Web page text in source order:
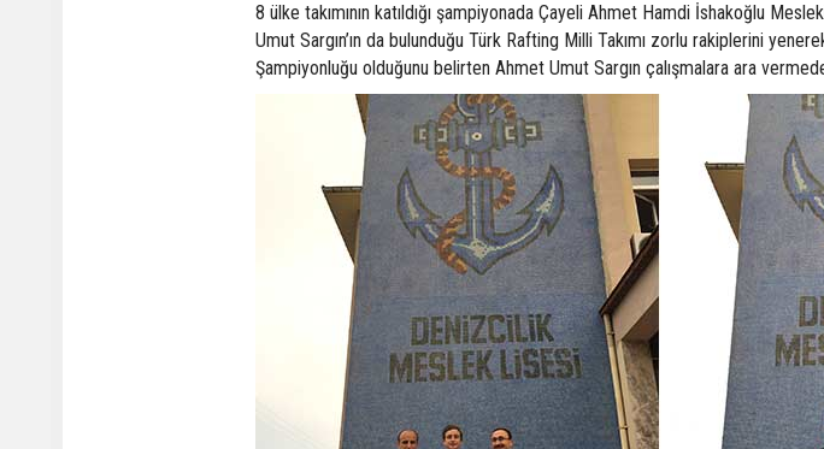
8 ülke takımının katıldığı şampiyonada Çayeli Ahmet Hamdi İshakoğlu
Umut Sargın’ın da bulunduğu Türk Rafting Milli Takımı zorlu rakiplerini
Şampiyonluğu olduğunu belirten Ahmet Umut Sargın çalışmalara ara